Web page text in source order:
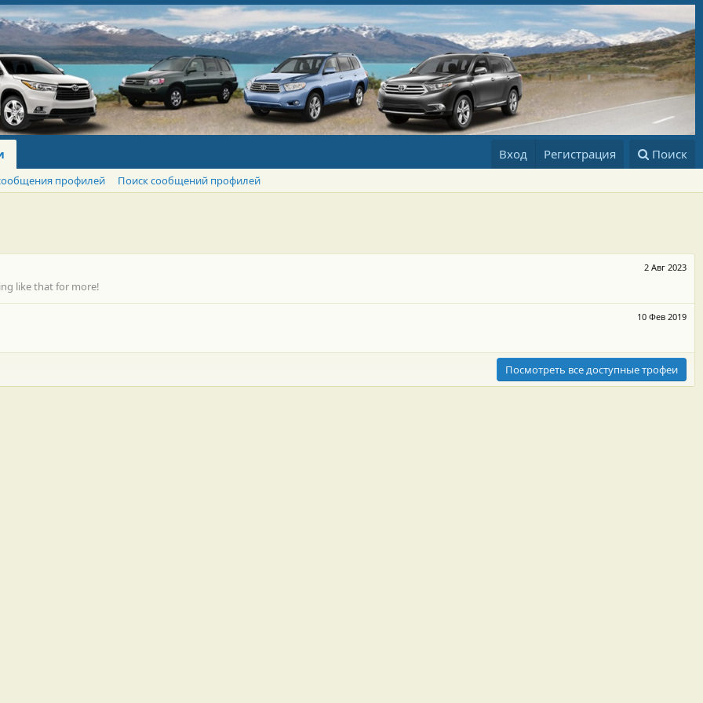
Вход Регистрация Поиск
профилей
Поиск сообщений профилей
2 Авг 2023
like that for more!
10 Фев 2019
Посмотреть все доступные трофеи